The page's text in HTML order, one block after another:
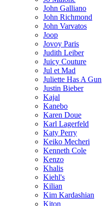
John Galliano
John Richmond
John Varvatos
Joop
Jovoy Paris
Judith Leiber
Juicy Couture
Jul et Mad
Juliette Has A Gun
Justin Bieber
Kajal
Kanebo
Karen Doue
Karl Lagerfeld
Katy Perry
Keiko Mecheri
Kenneth Cole
Kenzo
Khalis
Kiehl's
Kilian
Kim Kardashian
Kiton